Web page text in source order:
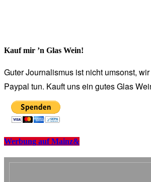
Kauf mir ’n Glas Wein!
Guter Journalismus ist nicht umsonst,
Paypal tun. Kauft uns ein gutes Glas
Werbung auf Mainz&